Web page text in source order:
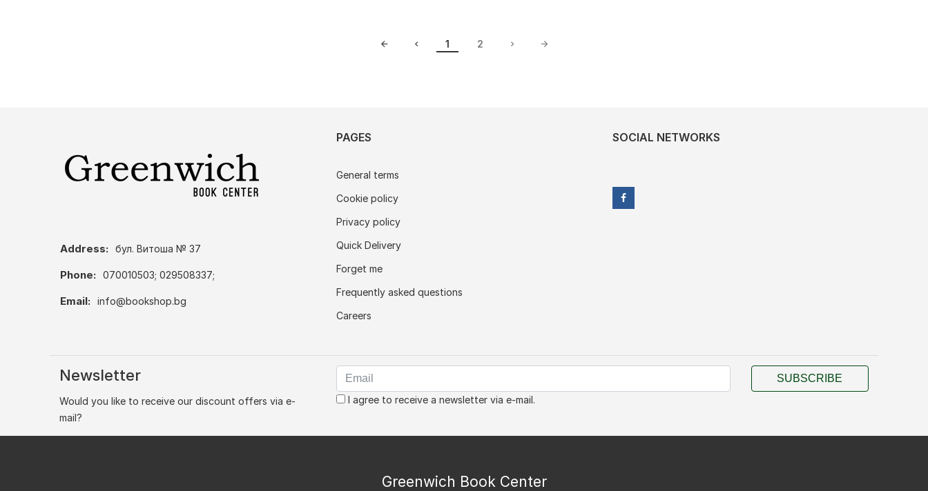
1 2
Address: бул. Витоша № 37
Phone: 070010503; 029508337;
Email: info@bookshop.bg
PAGES
General terms
Cookie policy
Privacy policy
Quick Delivery
Forget me
Frequently asked questions
Careers
SOCIAL NETWORKS
Newsletter
Would you like to receive our discount offers via e-
mail?
I agree to receive a newsletter via e-mail.
SUBSCRIBE
Greenwich Book Center